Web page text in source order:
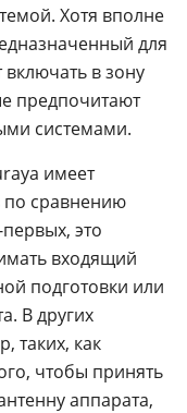
Хотя вполне
для
в зону
предпочитают
системами.
имеет
по сравнению
, это
входящий
подготовки или
В других
таких, как
чтобы принять
аппарата,